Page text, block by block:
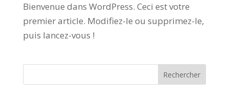
Bienvenue dans WordPress. Ceci est votre
premier article. Modifiez-le ou supprimez-le,
puis lancez-vous !